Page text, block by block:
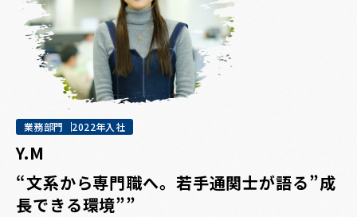
業務部門 2022年入社
Y.M
“文系から専門職へ。若手通関士が語る”成
長できる環境””